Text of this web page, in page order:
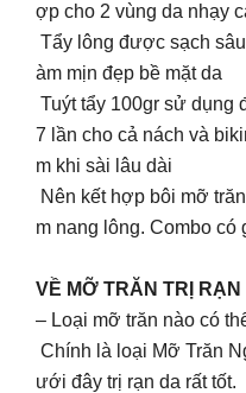
ợp cho 2 vùng da nhạy
Tẩy lông được sạch
àm mịn đẹp bề mặt da
Tuýt tẩy 100gr sử dụng
7 lần cho cả nách và
m khi sài lâu dài
Nên kết hợp bôi mỡ
m nang lông. Combo có
VỀ MỠ TRĂN TRỊ RẠN
– Loại mỡ trăn nào có
Chính là loại Mỡ Trăn
ưới đây trị rạn da rất tốt.